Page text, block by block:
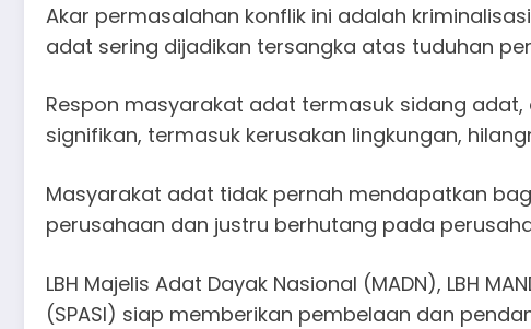
Akar permasalahan konflik ini adalah
adat sering dijadikan tersangka atas tuduhan
Respon masyarakat adat termasuk sidang adat,
signifikan, termasuk kerusakan lingkungan,
Masyarakat adat tidak pernah mendapatkan
perusahaan dan justru berhutang pada
LBH Majelis Adat Dayak Nasional (MADN), LBH
(SPASI) siap memberikan pembelaan dan